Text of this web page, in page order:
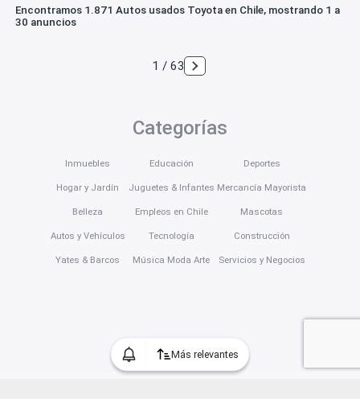
Más relevantes
Encontramos 1.871 Autos usados Toyota en Chile, mostrando 1 a
30 anuncios
1 / 63
Categorías
Inmuebles
Hogar y Jardín
Belleza
Autos y Vehículos
Yates & Barcos
Educación
Juguetes & Infantes
Empleos en Chile
Tecnología
Música Moda Arte
Deportes
Mercancía Mayorista
Mascotas
Construcción
Servicios y Negocios